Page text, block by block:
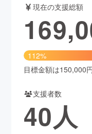
フォーマンス
飲食店
画
ィー・ヘルスケア
現在の支援総額
112%
目標金額は150,000
支援者数
40人